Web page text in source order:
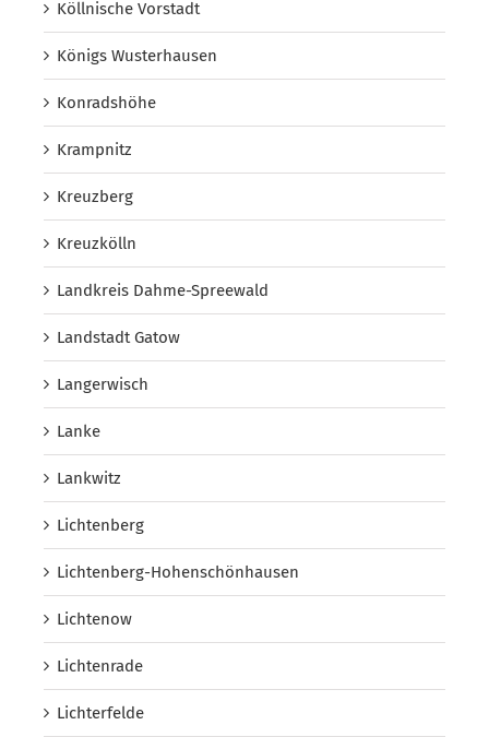
Köllnische Vorstadt
Königs Wusterhausen
Konradshöhe
Krampnitz
Kreuzberg
Kreuzkölln
Landkreis Dahme-Spreewald
Landstadt Gatow
Langerwisch
Lanke
Lankwitz
Lichtenberg
Lichtenberg-Hohenschönhausen
Lichtenow
Lichtenrade
Lichterfelde